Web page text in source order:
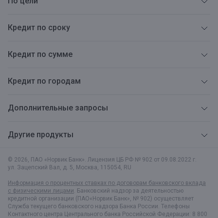
© 2026, ПАО «Норвик Банк». Лицензия ЦБ РФ № 902 от 09.08.2022 г.
ул. Зацепский Вал, д. 5, Москва, 115054, RU
Информация о процентных ставках по договорам банковского вклада
с физическими лицами. Банковский надзор за деятельностью
кредитной организации (ПАО«Норвик Банк», № 902) осуществляет
Служба текущего банковского надзора Банка России. Телефоны
Контактного центра Центрального банка Российской Федерации: 8 800
Кредит по сроку
Кредит по сумме
Кредит по городам
Дополнительные запросы
Другие продукты